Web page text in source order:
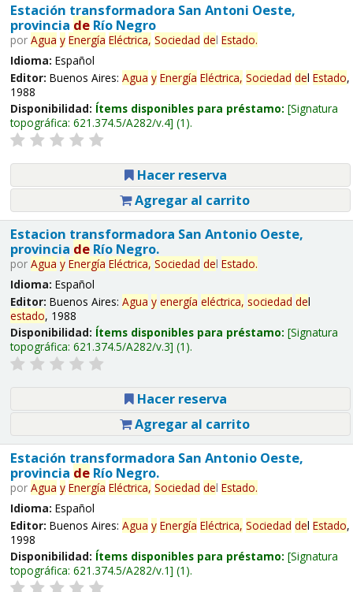
Estación transformadora San Antoni Oeste,
provincia deRío Negro
por Agua y Energía Eléctrica, Sociedad del Estado.
Idioma: Español
Editor: Buenos Aires: Agua y Energía Eléctrica, Sociedad del Estado,
1988
Disponibilidad: Ítems disponibles para préstamo: Signatura
topográfica: 621.374.5/A282/v.4 (1).
Hacer reserva
Agregar al carrito
Estacion transformadora San Antonio Oeste,
provincia deRío Negro.
por Agua y Energía Eléctrica, Sociedad del Estado.
Idioma: Español
Editor: Buenos Aires: Agua y energía eléctrica, sociedad del
estado, 1988
Disponibilidad: Ítems disponibles para préstamo: Signatura
topográfica: 621.374.5/A282/v.3 (1).
Hacer reserva
Agregar al carrito
Estación transformadora San Antonio Oeste,
provincia deRío Negro.
por Agua y Energía Eléctrica, Sociedad del Estado.
Idioma: Español
Editor: Buenos Aires: Agua y Energía Eléctrica, Sociedad del Estado,
1998
Disponibilidad: Ítems disponibles para préstamo: Signatura
topográfica: 621.374.5/A282/v.1 (1).